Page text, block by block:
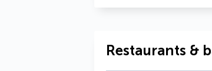
Restaurants &